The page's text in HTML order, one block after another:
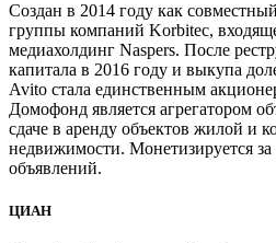
Создан в 2014 году как
группы компаний Korbitec,
медиахолдинг Naspers. После
капитала в 2016 году и выкупа
Avito стала единственным
Домофонд является агрегатором
сдаче в аренду объектов жилой и
недвижимости. Монетизируется
объявлений.
ЦИАН